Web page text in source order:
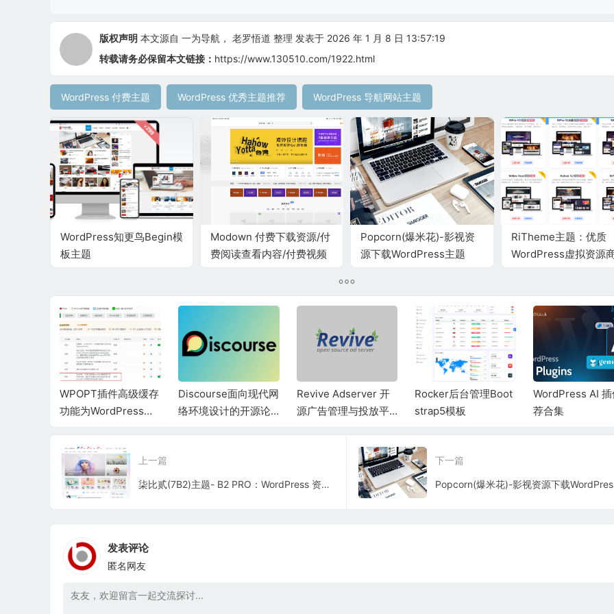
版权声明 本文源自 一为导航 ， 老罗悟道 整理 发表于 2026 年 1 月 8 日 13:57:19
转载请务必保留本文链接： https://www.130510.com/1922.html
WordPress 付费主题 WordPress 优秀主题推荐 WordPress 导航网站主题
WordPress知更鸟Begin模
板主题
Modown 付费下载资源/付
费阅读查看内容/付费视频
Popcorn(爆米花)-影视资
源下载WordPress主题
RiTheme主题：优质
WordPress虚拟资源
WPOPT插件高级缓存
功能为WordPress加
Discourse面向现代网
络环境设计的开源论
Revive Adserver 开
源广告管理与投放平
Rocker后台管理Boot
strap5模板
WordPress AI 插
荐合集
上一篇
柒比贰(7B2)主题- B2 PRO：WordPress 资讯、资源、社交、商城、圈子、导航等多功能商用主题
下一篇
发表评论
匿名网友